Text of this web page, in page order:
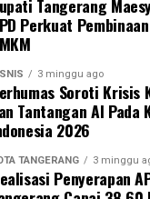
Tangerang
Perkuat
3 minggu ago
Soroti Krisis
Tantangan AI Pada
2026
TANGERANG 3 minggu
Penyerapan